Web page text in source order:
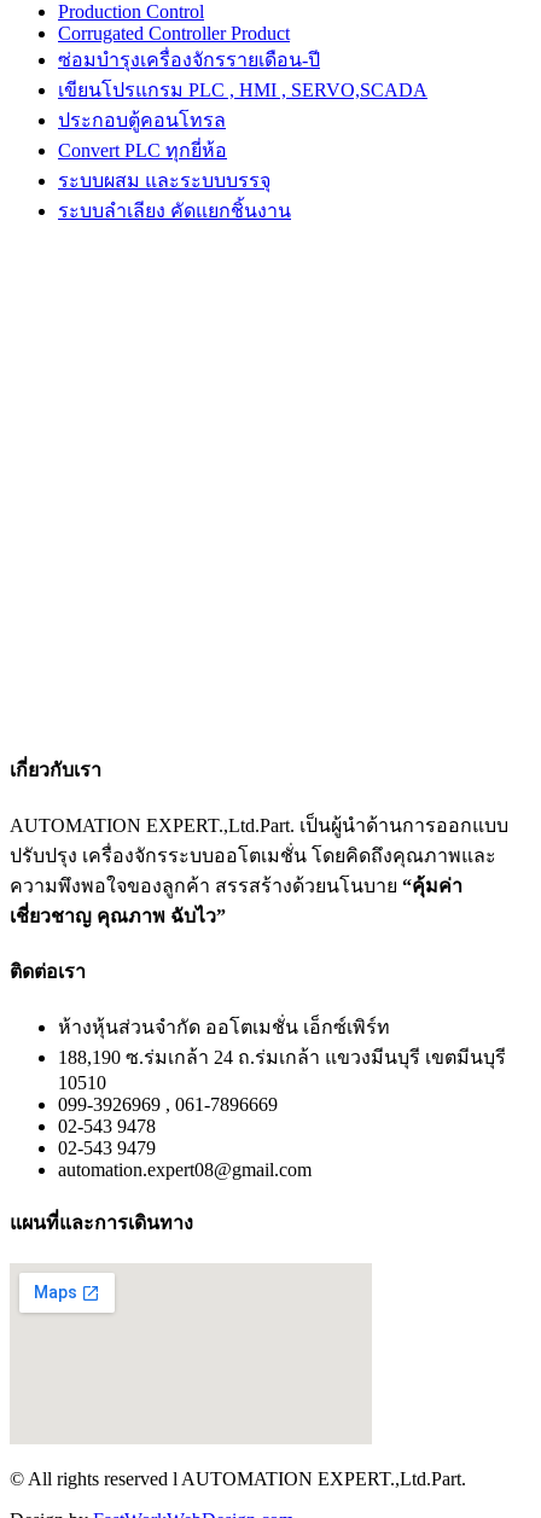
Production Control
Corrugated Controller Product
ซ่อมบำรุงเครื่องจักรรายเดือน-ปี
เขียนโปรแกรม PLC , HMI , SERVO,SCADA
ประกอบตู้คอนโทรล
Convert PLC ทุกยี่ห้อ
ระบบผสม และระบบบรรจุ
ระบบลำเลียง คัดแยกชิ้นงาน
เกี่ยวกับเรา
AUTOMATION EXPERT.,Ltd.Part. เป็นผู้นำด้านการออกแบบ
ปรับปรุง เครื่องจักรระบบออโตเมชั่น โดยคิดถึงคุณภาพและ
ความพึงพอใจของลูกค้า สรรสร้างด้วยนโนบาย “คุ้มค่า
เชี่ยวชาญ คุณภาพ ฉับไว”
ติดต่อเรา
ห้างหุ้นส่วนจำกัด ออโตเมชั่น เอ็กซ์เพิร์ท
188,190 ซ.ร่มเกล้า 24 ถ.ร่มเกล้า แขวงมีนบุรี เขตมีนบุรี
10510
099-3926969 , 061-7896669
02-543 9478
02-543 9479
automation.expert08@gmail.com
แผนที่และการเดินทาง
© All rights reserved l AUTOMATION EXPERT.,Ltd.Part.